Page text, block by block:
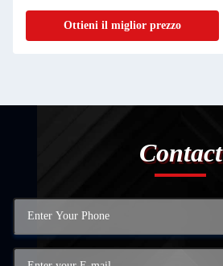
Ottieni il miglior prezzo
Contact